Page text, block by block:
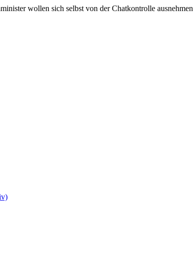
wollen sich selbst von der Chatkontrolle ausnehmen